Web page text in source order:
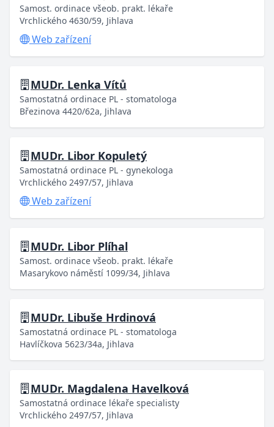
Samost. ordinace všeob. prakt. lékaře
Vrchlického 4630/59, Jihlava
Web zařízení
MUDr. Lenka Vítů
Samostatná ordinace PL - stomatologa
Březinova 4420/62a, Jihlava
MUDr. Libor Kopuletý
Samostatná ordinace PL - gynekologa
Vrchlického 2497/57, Jihlava
Web zařízení
MUDr. Libor Plíhal
Samost. ordinace všeob. prakt. lékaře
Masarykovo náměstí 1099/34, Jihlava
MUDr. Libuše Hrdinová
Samostatná ordinace PL - stomatologa
Havlíčkova 5623/34a, Jihlava
MUDr. Magdalena Havelková
Samostatná ordinace lékaře specialisty
Vrchlického 2497/57, Jihlava